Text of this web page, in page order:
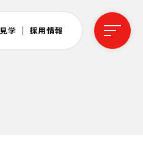
学 採用情報